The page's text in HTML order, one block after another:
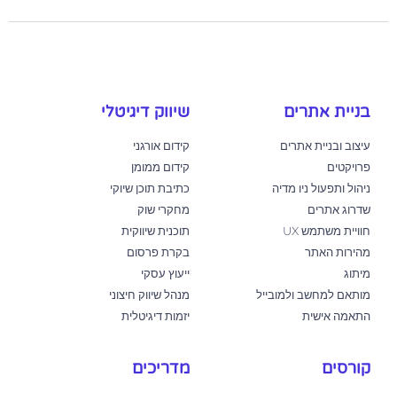
בניית אתרים
עיצוב ובניית אתרים
פרויקטים
ניהול ותפעול ניו מדיה
שדרוג אתרים
חוויית משתמש UX
מהירות האתר
מיתוג
מותאם למחשב ולמובייל
התאמה אישית
שיווק דיגיטלי
קידום אורגני
קידום ממומן
כתיבת תוכן שיוקי
מחקרי שוק
תוכנית שיווקית
בקרת פרסום
ייעוץ עסקי
מנהל שיווק חיצוני
יזמות דיגיטלית
קורסים מדריכים